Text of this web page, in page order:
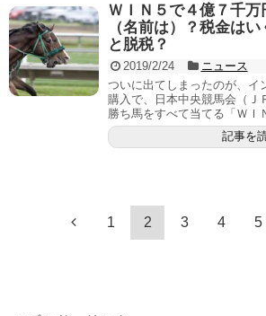
ＷＩＮ５で４億７千
（名前は）？税金は
と脱税？
2019/2/24
ニュース
ついに出てしまったのが、イ
購入で、日本中央競馬会（Ｊ
勝ち馬をすべて当てる「ＷＩ
記事を
1 2 3 4 5